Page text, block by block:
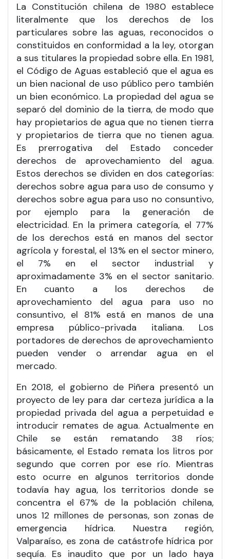
La Constitución chilena de 1980 establece
literalmente que los derechos de los
particulares sobre las aguas, reconocidos o
constituidos en conformidad a la ley, otorgan
a sus titulares la propiedad sobre ella. En 1981,
el Código de Aguas estableció que el agua es
un bien nacional de uso público pero también
un bien económico. La propiedad del agua se
separó del dominio de la tierra, de modo que
hay propietarios de agua que no tienen tierra
y propietarios de tierra que no tienen agua.
Es prerrogativa del Estado conceder
derechos de aprovechamiento del agua.
Estos derechos se dividen en dos categorías:
derechos sobre agua para uso de consumo y
derechos sobre agua para uso no consuntivo,
por ejemplo para la generación de
electricidad. En la primera categoría, el 77%
de los derechos está en manos del sector
agrícola y forestal, el 13% en el sector minero,
el 7% en el sector industrial y
aproximadamente 3% en el sector sanitario.
En cuanto a los derechos de
aprovechamiento del agua para uso no
consuntivo, el 81% está en manos de una
empresa público-privada italiana. Los
portadores de derechos de aprovechamiento
pueden vender o arrendar agua en el
mercado.
En 2018, el gobierno de Piñera presentó un
proyecto de ley para dar certeza jurídica a la
propiedad privada del agua a perpetuidad e
introducir remates de agua. Actualmente en
Chile se están rematando 38 ríos;
básicamente, el Estado remata los litros por
segundo que corren por ese río. Mientras
esto ocurre en algunos territorios donde
todavía hay agua, los territorios donde se
concentra el 67% de la población chilena,
unos 12 millones de personas, son zonas de
emergencia hídrica. Nuestra región,
Valparaíso, es zona de catástrofe hídrica por
sequía. Es inaudito que por un lado haya